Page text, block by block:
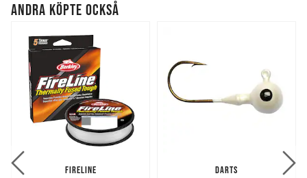
ANDRA KÖPTE OCKSÅ
FIRELINE DARTS